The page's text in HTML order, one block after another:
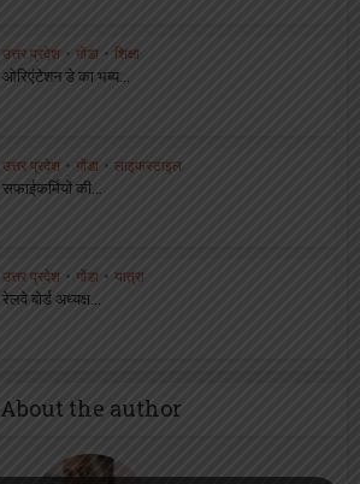
उत्तर प्रदेश • गोंडा • शिक्षा
ओरिएंटेशन डे का भब्य...
उत्तर प्रदेश • गोंडा • लाइफस्टाइल
सफाईकर्मियों की...
उत्तर प्रदेश • गोंडा • यात्रा
रेलवे बोर्ड अध्यक्ष...
About the author